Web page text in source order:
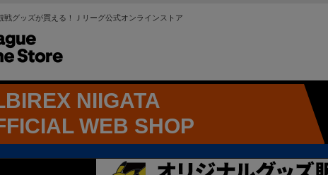
戦グッズが買える！Ｊリーグ公式オンラインストア
NIIGATA
WEB SHOP